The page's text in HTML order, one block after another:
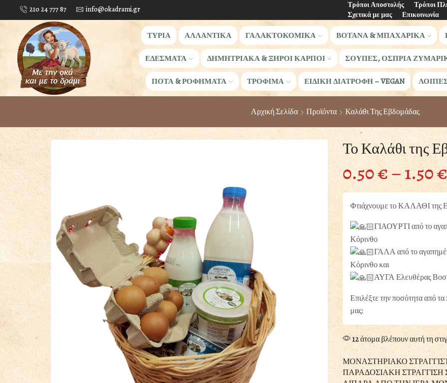
210 24 777 87 info@okadrami.gr Τρόποι Αποστολής Τρόποι
Σχετικά με μας
Επικοινωνία
ΤΥΡΙΑ ΑΛΛΑΝΤΙΚΑ ΓΑΛΑΚΤΟΚΟΜΙΚΑ ΒΟΤΑΝΑ & ΜΠΑΧΑΡΙΚΑ
ΕΔΕΣΜΑΤΑ ΔΗΜΗΤΡΙΑΚΑ & ΞΗΡΟΙ ΚΑΡΠΟΙ ΣΟΥΠΕΣ, ΟΣΠΡΙΑ
ΠΟΤΑ & ΡΟΦΗΜΑΤΑ ΤΡΟΦΙΜΑ ΕΙΔΙΚΗ ΔΙΑΤΡΟΦΗ – VEGAN
Αρχική Σελίδα Προϊόντα Καλάθι Της Εβδομάδας
Το Καλάθι της
0.50€–1.50€
Φτιάχνουμε το ΚΑΛΑΘΙ
ΓΙΑΟΥΡΤΙ από το
Κόρινθο
ΓΑΛΑ από το
Κόρινθο και
ΑΥΓΑ Ελευθέρας
Επιλέξτε την ποσότητα από
μας:
12 άτομα βλέπουν αυτή τη
ΜΟΝΑΣΤΗΡΙΑΚΟ
ΠΑΡΑΔΟΣΙΑΚΗ ΣΤΡΑΓΓΙΣΗ